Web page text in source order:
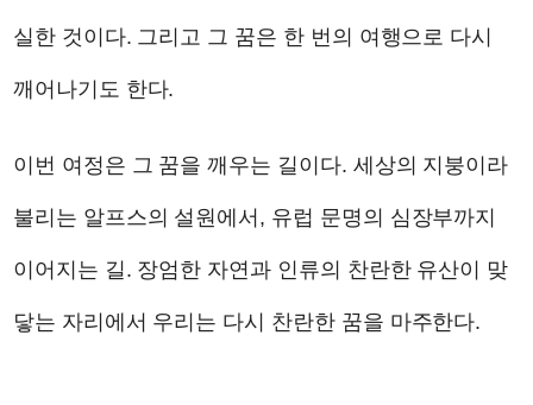
실한 것이다. 그리고 그 꿈은 한 번의 여행으로 다시
깨어나기도 한다.
이번 여정은 그 꿈을 깨우는 길이다. 세상의 지붕이라
불리는 알프스의 설원에서, 유럽 문명의 심장부까지
이어지는 길. 장엄한 자연과 인류의 찬란한 유산이 맞
닿는 자리에서 우리는 다시 찬란한 꿈을 마주한다.